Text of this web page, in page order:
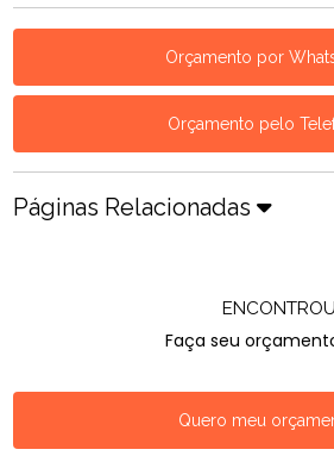
Orçamento por
Orçamento pelo
Páginas Relacionadas
Faça seu
Quero meu